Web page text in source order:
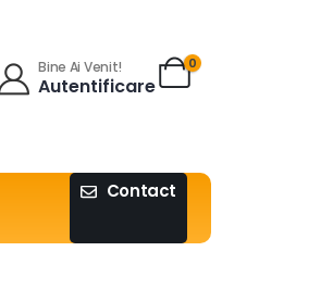
Bine Ai Venit!
Autentificare
0
Contact